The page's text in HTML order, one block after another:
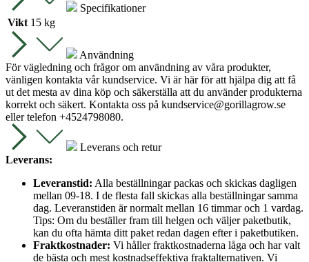
Specifikationer
Vikt 15 kg
Användning
För vägledning och frågor om användning av våra produkter,
vänligen kontakta vår kundservice. Vi är här för att hjälpa dig att få
ut det mesta av dina köp och säkerställa att du använder produkterna
korrekt och säkert. Kontakta oss på kundservice@gorillagrow.se
eller telefon +4524798080.
Leverans och retur
Leverans:
Leveranstid: Alla beställningar packas och skickas dagligen
mellan 09-18. I de flesta fall skickas alla beställningar samma
dag. Leveranstiden är normalt mellan 16 timmar och 1 vardag.
Tips: Om du beställer fram till helgen och väljer paketbutik,
kan du ofta hämta ditt paket redan dagen efter i paketbutiken.
Fraktkostnader: Vi håller fraktkostnaderna låga och har valt
de bästa och mest kostnadseffektiva fraktalternativen. Vi